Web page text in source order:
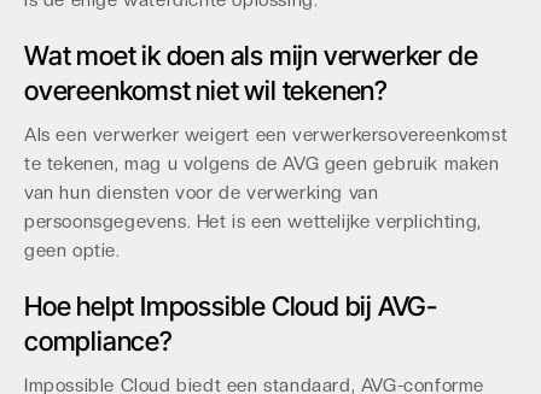
Wat moet ik doen als mijn verwerker de
overeenkomst niet wil tekenen?
Als een verwerker weigert een verwerkersovereenkomst
te tekenen, mag u volgens de AVG geen gebruik maken
van hun diensten voor de verwerking van
persoonsgegevens. Het is een wettelijke verplichting,
geen optie.
Hoe helpt Impossible Cloud bij AVG-
compliance?
Impossible Cloud biedt een standaard, AVG-conforme